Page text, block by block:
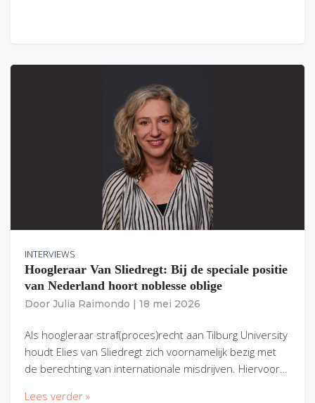
INTERVIEWS
Hoogleraar Van Sliedregt: Bij de speciale positie
van Nederland hoort noblesse oblige
Door Julia Raimondo 18 mei 2026
Als hoogleraar straf(proces)recht aan Tilburg University
houdt Elies van Sliedregt zich voornamelijk bezig met
de berechting van internationale misdrijven. Hiervoor…
Lees verder »